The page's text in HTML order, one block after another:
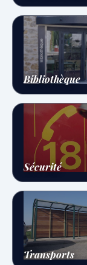
Bibliothèque
Sécurité
Transports